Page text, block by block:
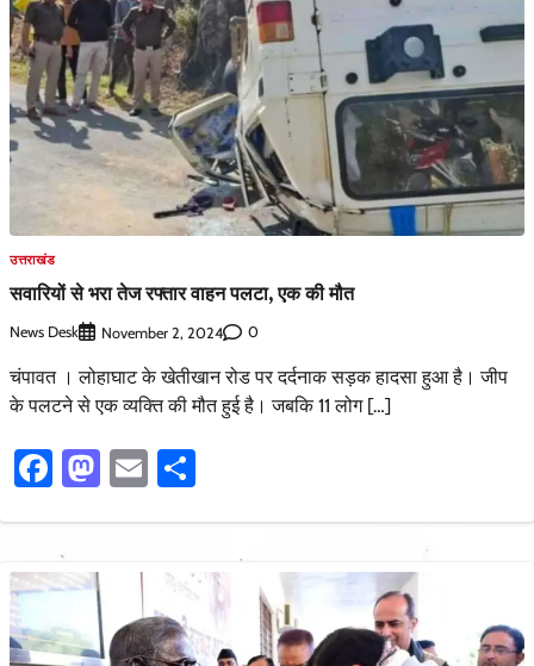
उत्तराखंड
सवारियों से भरा तेज रफ्तार वाहन पलटा, एक की मौत
News Desk November 2, 2024 0
चंपावत । लोहाघाट के खेतीखान रोड पर दर्दनाक सड़क हादसा हुआ है। जीप
के पलटने से एक व्यक्ति की मौत हुई है। जबकि 11 लोग […]
Facebook
Mastodon
Email